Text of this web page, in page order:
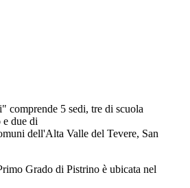
5 sedi, tre di scuola
e due di
dell'Alta Valle del Tevere, San
Grado di Pistrino è ubicata nel